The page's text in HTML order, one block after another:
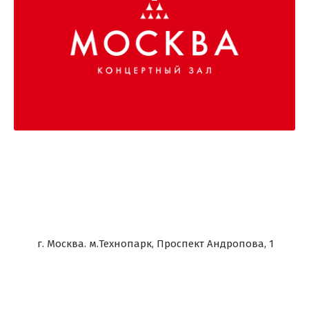
г. Москва. м.Технопарк, Проспект Андропова, 1